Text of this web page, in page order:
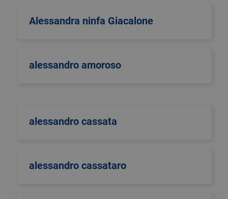
Alessandra ninfa Giacalone
alessandro amoroso
alessandro cassata
alessandro cassataro